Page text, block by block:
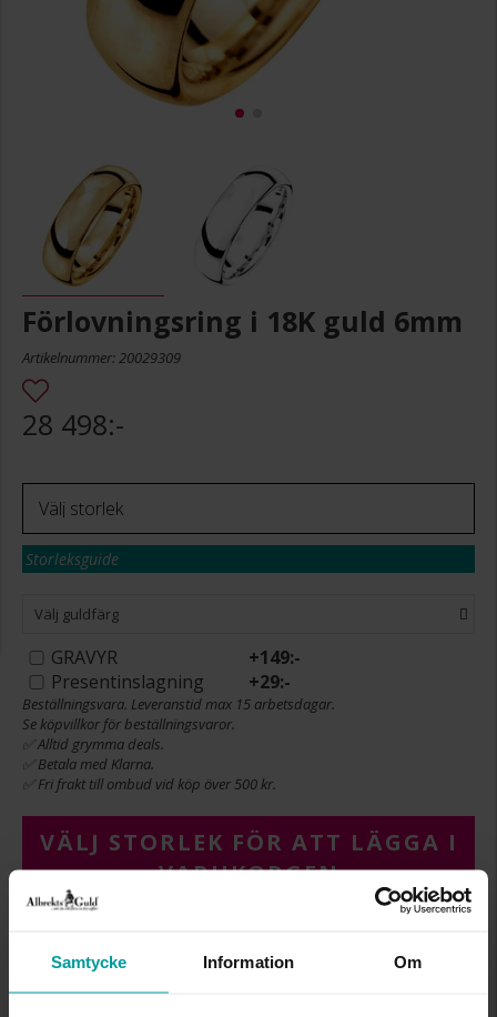
Samtycke Information Om
Förlovningsring i 18K guld 6mm
Artikelnummer: 20029309
28 498:-
Storleksguide
Välj guldfärg
GRAVYR +149:-
Presentinslagning
+29:-
Beställningsvara. Leveranstid max 15 arbetsdagar.
Se köpvillkor för beställningsvaror.
✅ Alltid grymma deals.
✅ Betala med Klarna.
✅ Fri frakt till ombud vid köp över 500 kr.
VÄLJ STORLEK FÖR ATT LÄGGA I
VARUKORGEN
Köpvillkor för beställningsvaror